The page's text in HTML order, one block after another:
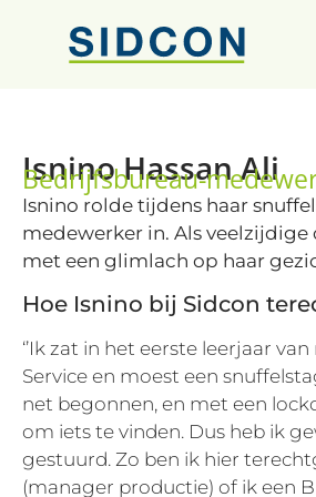
Isnino Hassan Ali
Bedrijfsbureau-
Isnino rolde tijdens haar
medewerker in. Als
met een glimlach op haar
Hoe Isnino bij Sidcon
‘’Ik zat in het eerste leerjaar
Service en moest een
net begonnen, en met een
om iets te vinden. Dus heb ik
gestuurd. Zo ben ik hier
(manager productie) of ik een